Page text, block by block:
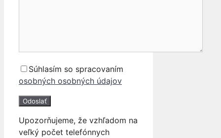
Súhlasím so spracovaním
osobných osobných údajov
Upozorňujeme, že vzhľadom na
veľký počet telefónnych